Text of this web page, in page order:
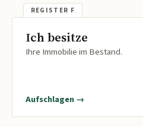
Ich besitze
Ihre Immobilie im Bestand.
Aufschlagen →